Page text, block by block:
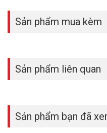
thông minh của mình. Ngoài
thoại dài 10 giây và để tự
Người bảo vệ cảnh
H3c 2K⁺ tích hợp các tính
nháy để cảnh báo những kẻ
Luôn bảo vệ bạn, cả
Sản phẩm mua kèm
Sản phẩm liên quan
Sản phẩm bạn đã